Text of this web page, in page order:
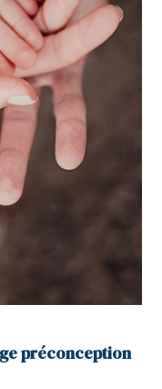
préconception